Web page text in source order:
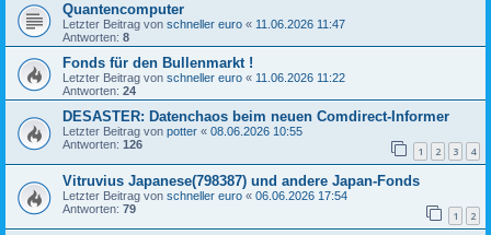
Quantencomputer
Letzter Beitrag von schneller euro « 11.06.2026 11:47
Antworten: 8
Fonds für den Bullenmarkt !
Letzter Beitrag von schneller euro « 11.06.2026 11:22
Antworten: 24
DESASTER: Datenchaos beim neuen Comdirect-Informer
Letzter Beitrag von potter « 08.06.2026 10:55
Antworten: 126 1 2 3 4
Vitruvius Japanese(798387) und andere Japan-Fonds
Letzter Beitrag von schneller euro « 06.06.2026 17:54
Antworten: 79 1 2